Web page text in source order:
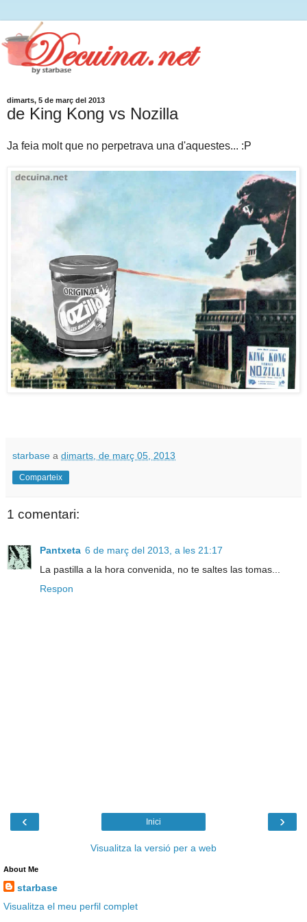
dimarts, 5 de març del 2013
de King Kong vs Nozilla
Ja feia molt que no perpetrava una d'aquestes... :P
starbase a dimarts, de març 05, 2013
Comparteix
1 comentari:
Pantxeta 6 de març del 2013, a les 21:17
La pastilla a la hora convenida, no te saltes las tomas...
Respon
‹ ›
Inici
Visualitza la versió per a web
About Me
starbase
Visualitza el meu perfil complet